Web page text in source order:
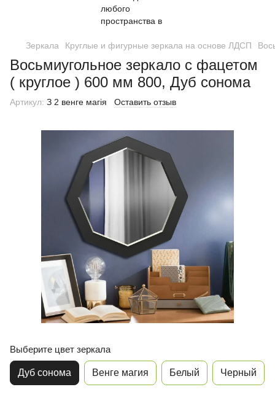
Зеркала Круглые и фигурные зеркала на основе ЛДСП
Восьмиугольное зеркало с фацетом
( круглое ) 600 мм 800, Дуб сонома
Артикул: З 2 венге магія Оставить отзыв
Выберите цвет зеркала
Дуб сонома Венге магия Белый Черный